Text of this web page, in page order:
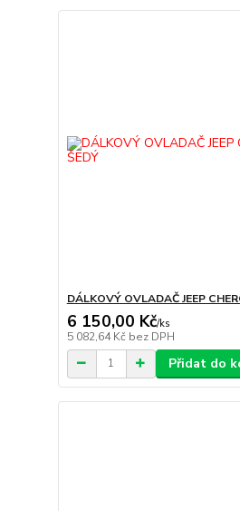
DÁLKOVÝ OVLADAČ JEEP
6 150,00 Kč/ks
5 082,64 Kč bez DPH
Přidat do